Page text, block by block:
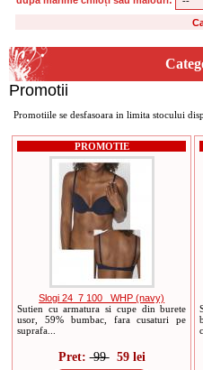
Promotii
Promotiile se desfasoara in limita stocului
PROMOTIE
Slogi 24_7 100 _WHP (navy)
Sutien cu armatura si cupe din burete
usor, 59% bumbac, fara cusaturi pe
suprafa...
Pret:9959 lei